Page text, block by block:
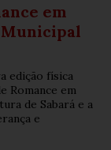
em
Municipal
edição física
Romance em
de Sabará e a
e